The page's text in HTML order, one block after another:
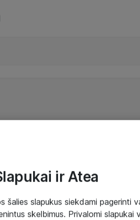
ir Atea
šalies slapukus siekdami pagerinti
skelbimus. Privalomi slapukai